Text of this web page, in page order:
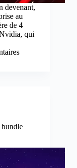
devenant,
au
de 4
qui